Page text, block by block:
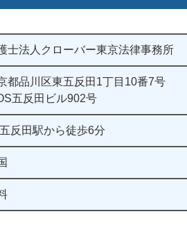
士法人クローバー東京法律事務所
都品川区東五反田1丁目10番7号
五反田ビル902号
反田駅から徒歩6分